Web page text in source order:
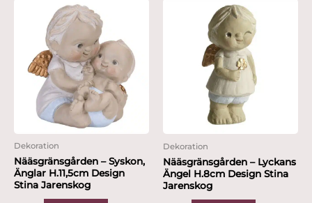
Dekoration
Nääsgränsgården – Syskon,
Änglar H.11,5cm Design
Stina Jarenskog
Dekoration
Nääsgränsgården – Lyckans
Ängel H.8cm Design Stina
Jarenskog